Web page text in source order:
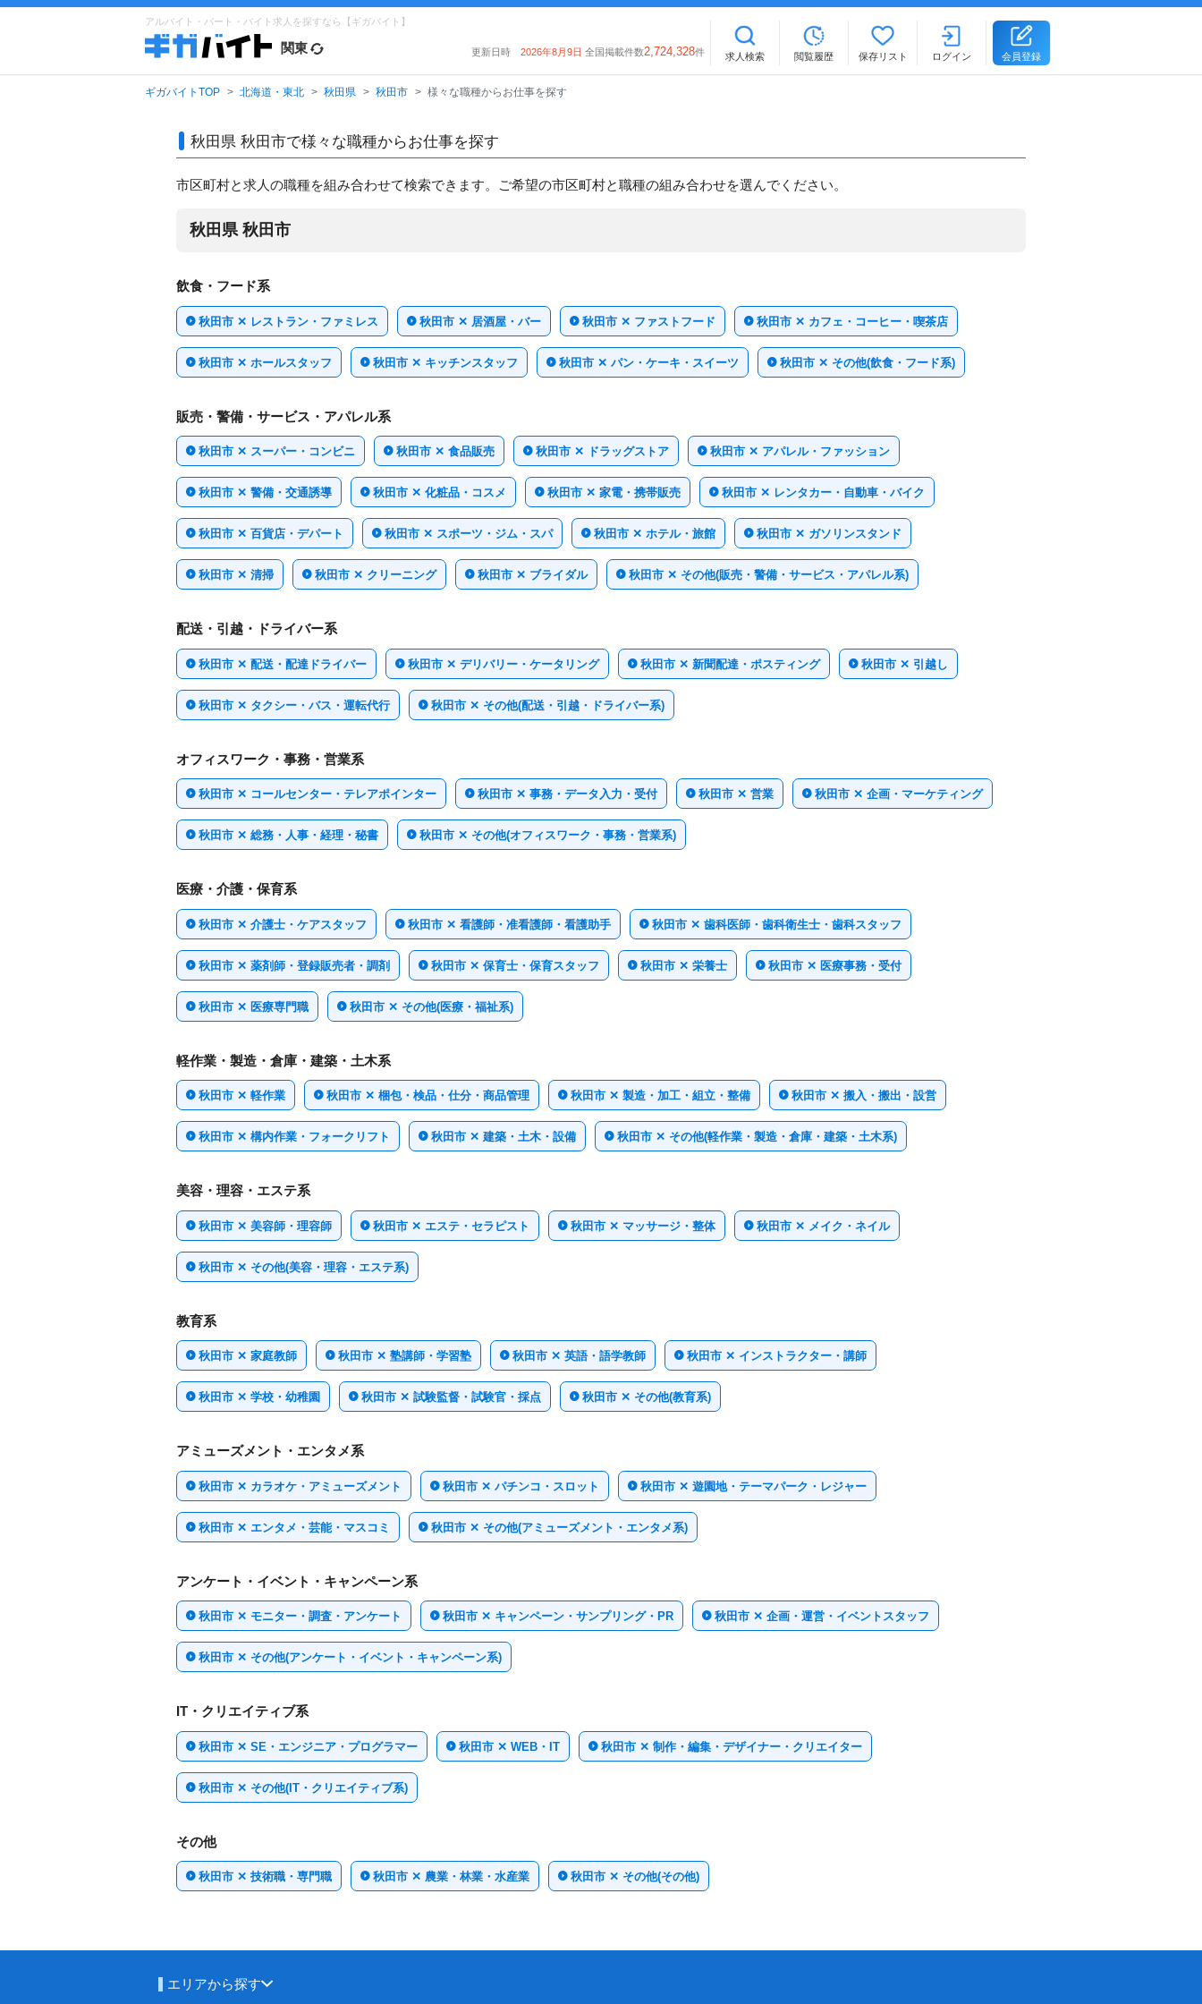
アルバイト・パート・バイト求人を探すなら【ギガバイト】
関東 更新日時 2026年8月9日 全国掲載件数2,724,328件 求人検索 閲覧履歴 保存リスト ログイン 会員登録
ギガバイトTOP 北海道・東北 秋田県 秋田市 様々な職種からお仕事を探す
秋田県 秋田市で様々な職種からお仕事を探す
市区町村と求人の職種を組み合わせて検索できます。ご希望の市区町村と職種の組み合わせを選んでください。
秋田県 秋田市
飲食・フード系
秋田市 ✕ レストラン・ファミレス 秋田市 ✕ 居酒屋・バー 秋田市 ✕ ファストフード 秋田市 ✕ カフェ・コーヒー・喫茶店
秋田市 ✕ ホールスタッフ 秋田市 ✕ キッチンスタッフ 秋田市 ✕ パン・ケーキ・スイーツ 秋田市 ✕ その他(飲食・フード系)
販売・警備・サービス・アパレル系
秋田市 ✕ スーパー・コンビニ 秋田市 ✕ 食品販売 秋田市 ✕ ドラッグストア 秋田市 ✕ アパレル・ファッション
秋田市 ✕ 警備・交通誘導 秋田市 ✕ 化粧品・コスメ 秋田市 ✕ 家電・携帯販売 秋田市 ✕ レンタカー・自動車・バイク
秋田市 ✕ 百貨店・デパート 秋田市 ✕ スポーツ・ジム・スパ 秋田市 ✕ ホテル・旅館 秋田市 ✕ ガソリンスタンド
秋田市 ✕ 清掃 秋田市 ✕ クリーニング 秋田市 ✕ ブライダル 秋田市 ✕ その他(販売・警備・サービス・アパレル系)
配送・引越・ドライバー系
秋田市 ✕ 配送・配達ドライバー 秋田市 ✕ デリバリー・ケータリング 秋田市 ✕ 新聞配達・ポスティング 秋田市 ✕ 引越し
秋田市 ✕ タクシー・バス・運転代行 秋田市 ✕ その他(配送・引越・ドライバー系)
オフィスワーク・事務・営業系
秋田市 ✕ コールセンター・テレアポインター 秋田市 ✕ 事務・データ入力・受付 秋田市 ✕ 営業 秋田市 ✕ 企画・マーケティング
秋田市 ✕ 総務・人事・経理・秘書 秋田市 ✕ その他(オフィスワーク・事務・営業系)
医療・介護・保育系
秋田市 ✕ 介護士・ケアスタッフ 秋田市 ✕ 看護師・准看護師・看護助手 秋田市 ✕ 歯科医師・歯科衛生士・歯科スタッフ
秋田市 ✕ 薬剤師・登録販売者・調剤 秋田市 ✕ 保育士・保育スタッフ 秋田市 ✕ 栄養士 秋田市 ✕ 医療事務・受付
秋田市 ✕ 医療専門職 秋田市 ✕ その他(医療・福祉系)
軽作業・製造・倉庫・建築・土木系
秋田市 ✕ 軽作業 秋田市 ✕ 梱包・検品・仕分・商品管理 秋田市 ✕ 製造・加工・組立・整備 秋田市 ✕ 搬入・搬出・設営
秋田市 ✕ 構内作業・フォークリフト 秋田市 ✕ 建築・土木・設備 秋田市 ✕ その他(軽作業・製造・倉庫・建築・土木系)
美容・理容・エステ系
秋田市 ✕ 美容師・理容師 秋田市 ✕ エステ・セラピスト 秋田市 ✕ マッサージ・整体 秋田市 ✕ メイク・ネイル
秋田市 ✕ その他(美容・理容・エステ系)
教育系
秋田市 ✕ 家庭教師 秋田市 ✕ 塾講師・学習塾 秋田市 ✕ 英語・語学教師 秋田市 ✕ インストラクター・講師
秋田市 ✕ 学校・幼稚園 秋田市 ✕ 試験監督・試験官・採点 秋田市 ✕ その他(教育系)
アミューズメント・エンタメ系
秋田市 ✕ カラオケ・アミューズメント 秋田市 ✕ パチンコ・スロット 秋田市 ✕ 遊園地・テーマパーク・レジャー
秋田市 ✕ エンタメ・芸能・マスコミ 秋田市 ✕ その他(アミューズメント・エンタメ系)
アンケート・イベント・キャンペーン系
秋田市 ✕ モニター・調査・アンケート 秋田市 ✕ キャンペーン・サンプリング・PR 秋田市 ✕ 企画・運営・イベントスタッフ
秋田市 ✕ その他(アンケート・イベント・キャンペーン系)
IT・クリエイティブ系
秋田市 ✕ SE・エンジニア・プログラマー 秋田市 ✕ WEB・IT 秋田市 ✕ 制作・編集・デザイナー・クリエイター
秋田市 ✕ その他(IT・クリエイティブ系)
その他
秋田市 ✕ 技術職・専門職 秋田市 ✕ 農業・林業・水産業 秋田市 ✕ その他(その他)
エリアから探す